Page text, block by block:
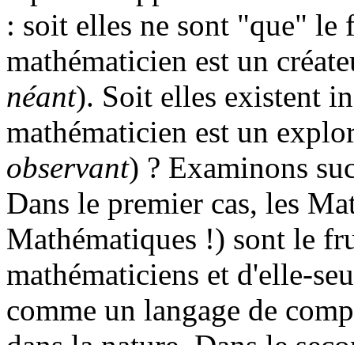
: soit elles ne sont "que" le
mathématicien est un
néant). Soit elles existent
mathématicien est un
observant) ? Examinons
Dans le premier cas, les
Mathématiques !) sont le
mathématiciens et d'elle-
comme un langage de